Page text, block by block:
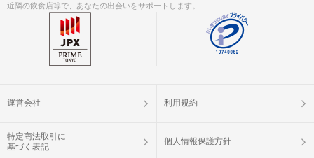
近隣の飲食店等で、あなたの出会いをサポートします。
運営会社 利用規約
特定商法取引に
基づく表記
個人情報保護方針